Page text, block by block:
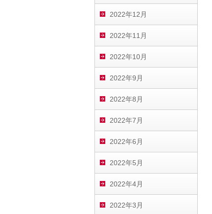
2022年12月
2022年11月
2022年10月
2022年9月
2022年8月
2022年7月
2022年6月
2022年5月
2022年4月
2022年3月